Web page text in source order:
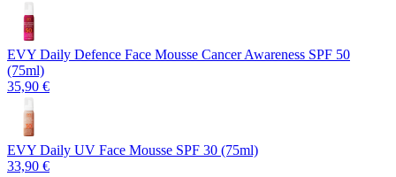
EVY Daily Defence Face Mousse Cancer Awareness SPF 50
(75ml)
35,90 €
EVY Daily UV Face Mousse SPF 30 (75ml)
33,90 €